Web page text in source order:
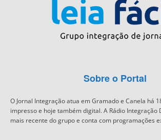
Sobre o Portal
O Jornal Integração atua em Gramado e Canela há
impresso e hoje também digital. A Rádio Integração
mais recente do grupo e conta com programações